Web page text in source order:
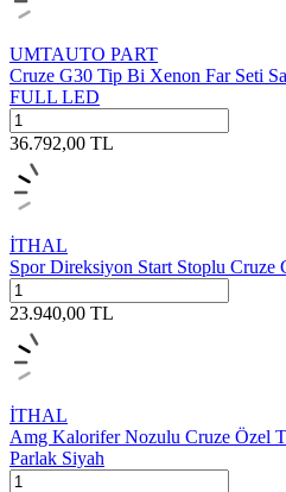
UMTAUTO PART
Cruze G30 Tip Bi Xenon Far Seti
FULL LED
36.792,00 TL
İTHAL
Spor Direksiyon Start Stoplu Cruze
23.940,00 TL
İTHAL
Amg Kalorifer Nozulu Cruze Özel
Parlak Siyah